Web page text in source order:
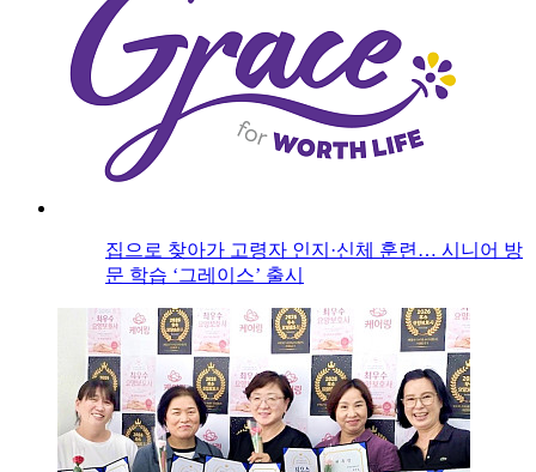
집으로 찾아가 고령자 인지·신체 훈련… 시니어 방
문 학습 ‘그레이스’ 출시